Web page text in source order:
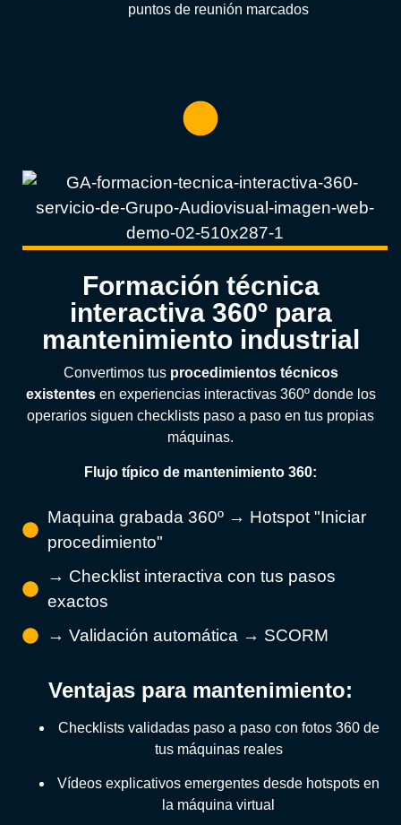
puntos de reunión marcados
Formación técnica
interactiva 360º para
mantenimiento industrial
Convertimos tus procedimientos técnicos
existentesen experiencias interactivas 360º donde los
operarios siguen checklists paso a paso en tus propias
máquinas.
Flujo típico de mantenimiento 360:
Maquina grabada 360º → Hotspot "Iniciar
procedimiento"
→ Checklist interactiva con tus pasos
exactos
→ Validación automática → SCORM
Ventajas para mantenimiento:
Checklists validadas paso a paso con fotos 360 de
tus máquinas reales
Vídeos explicativos emergentes desde hotspots en
la máquina virtual